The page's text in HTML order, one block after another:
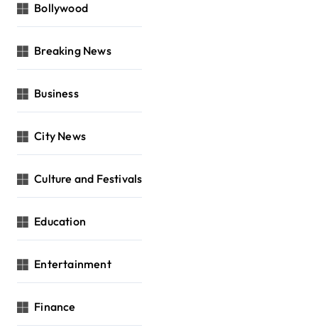
Bollywood
Breaking News
Business
City News
Culture and Festivals
Education
Entertainment
Finance